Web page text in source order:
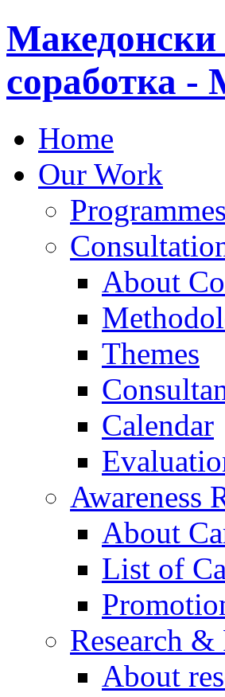
Македонски
соработка
Home
Our Work
Programmes
About
Themes
Calendar
Awareness
About
List of
Research
About